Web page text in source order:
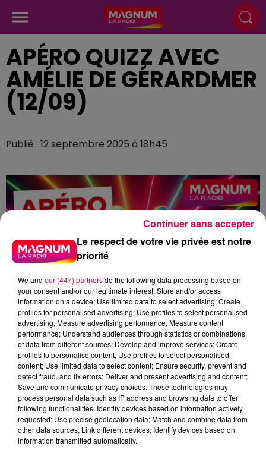
APÉRO QUIZZ AVEC
AMÉLIE DE GÉRARDMER
(12/09)
Publié : 12 septembre 2025 à 18h45
podcasts/2025/09/20250912-APERO.mp3
Le respect de votre vie privée est notre
priorité
We and our (447) partnersdo the following data processing based on
your consent and/or our legitimate interest: Store and/or access
information on a device; Use limited data to select advertising; Create
profiles for personalised advertising; Use profiles to select personalised
advertising; Measure advertising performance; Measure content
performance; Understand audiences through statistics or combinations
of data from different sources; Develop and improve services; Create
profiles to personalise content; Use profiles to select personalised
content; Use limited data to select content; Ensure security, prevent and
detect fraud, and fix errors; Deliver and present advertising and content;
Save and communicate privacy choices. These technologies may
process personal data such as IP address and browsing data to offer
following functionalities: Identify devices based on information actively
requested; Use precise geolocation data; Match and combine data from
other data sources; Link different devices; Identify devices based on
information transmitted automatically.
Continuer sans accepter